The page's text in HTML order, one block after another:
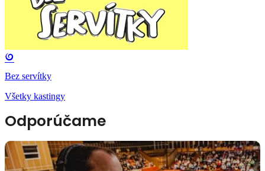
Bez servítky
Všetky kastingy
Odporúčame